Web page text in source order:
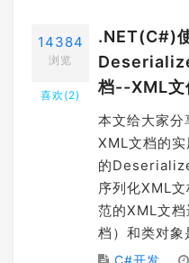
14384
浏览
喜欢(2)
.NET(C#)
档--XML
本文给大家分
XML文档的
的
序列化XML
范的XML文
档）和类对象
C#开发